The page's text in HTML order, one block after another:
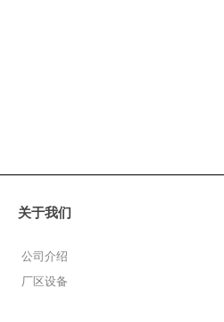
关于我们
公司介绍
厂区设备